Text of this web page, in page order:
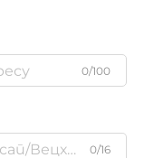
0/100
0/16